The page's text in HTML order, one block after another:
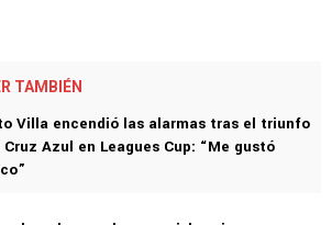
TAMBIÉN
Villa encendió las alarmas tras el triunfo
Cruz Azul en Leagues Cup: “Me gustó